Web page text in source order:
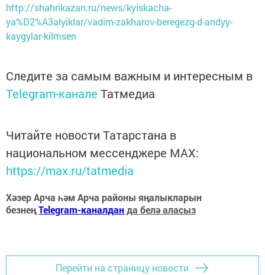
http://shahrikazan.ru/news/kyiskacha-
ya%D2%A3alyiklar/vadim-zakharov-beregezg-d-andyy-
kaygylar-kilmsen
Следите за самым важным и интересным в
Telegram-канале Татмедиа
Читайте новости Татарстана в
национальном мессенджере MАХ:
https://max.ru/tatmedia
Хәзер Арча һәм Арча районы яңалыкларын
безнеңTelegram-каналданда белә аласыз
Перейти на страницу новости